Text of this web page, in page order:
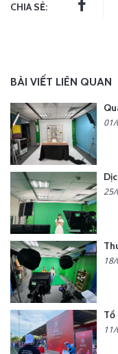
CHIA SẺ:
BÀI VIẾT LIÊN QUAN
25/